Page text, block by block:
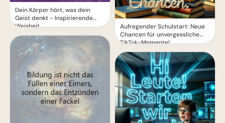
Dein Körper hört, was dein
Geist denkt - Inspirierende
Weisheit
Aufregender Schulstart: Neue
Chancen für unvergessliche
TikTok-Momente!